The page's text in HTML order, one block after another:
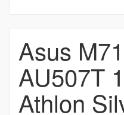
Asus
AU507T
Athlon